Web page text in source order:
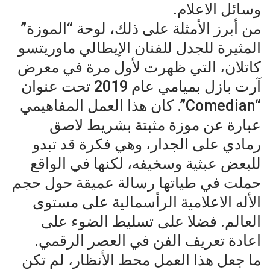
وسائل الاعلام.
من أبرز الأمثلة على ذلك، لوحة “الموزة”
المثيرة للجدل للفنان الإيطالي ماوريتسو
كاتلان، التي ظهرت لأول مرة في معرض
آرت بازل بميامي عام 2019 تحت عنوان
“Comedian”. كان هذا العمل المفاهيمي
عبارة عن موزة مثبتة بشريط لاصق
رمادي على الجدار، وهي فكرة قد تبدو
للبعض عبثية وسخيفه، لكنها في الواقع
حملت في طياتها رسالة عميقة حول حجم
الأله الاعلامية الرأسمالية على مستوى
العالم. فضلا على تسليط الضوء على
اعادة تعريف الفن في العصر الرقمي.
ما جعل هذا العمل محط الأنظار، لم تكن